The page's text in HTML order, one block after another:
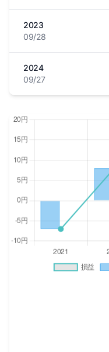
2023
09/28
2024
09/27